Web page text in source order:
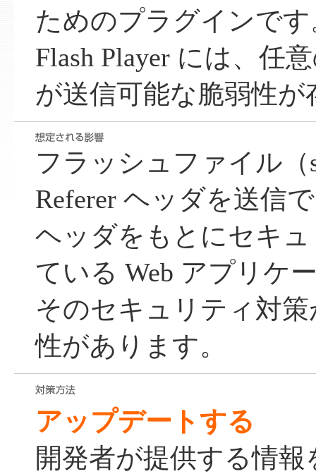
ためのプラグインです
Flash Player には、任
が送信可能な脆弱性が
フラッシュファイル
Referer ヘッダを送信
ヘッダをもとにセキ
ている Web アプリケ
そのセキュリティ対
性があります。
アップデートする
開発者が提供する情報